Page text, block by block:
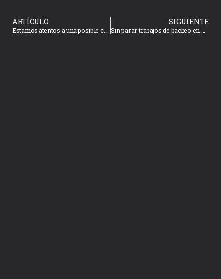
ARTÍCULO
Estamos atentos a una posible contingencia por lluvias: Alcalde Edgar González
SIGUIENTE